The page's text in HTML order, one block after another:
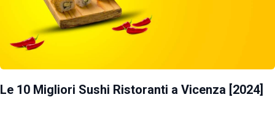
Le 10 Migliori Sushi Ristoranti a Vicenza [2024]